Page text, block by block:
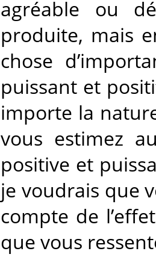
agréable ou
produite, mais
chose
puissant et
importe la
vous estimez
positive et
je voudrais que
compte de
que vous